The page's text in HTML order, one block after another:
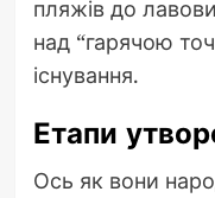
пляжів до
над “гарячою
існування.
Етапи
Ось як вони